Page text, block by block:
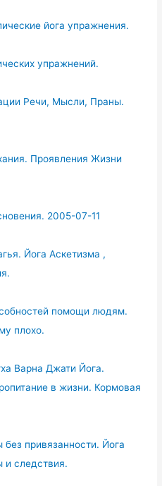
йога упражнения.
упражнений.
Речи, Мысли, Праны.
Проявления Жизни
2005-07-11
Йога Аскетизма ,
помощи людям.
плохо.
Варна Джати Йога.
в жизни. Кормовая
привязанности. Йога
и следствия.